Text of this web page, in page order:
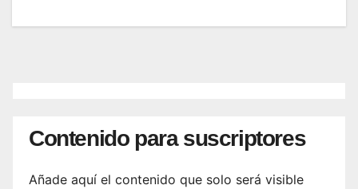
Contenido para suscriptores
Añade aquí el contenido que solo será visible